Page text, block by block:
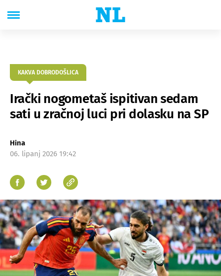
KAKVA DOBRODOŠLICA
Irački nogometaš ispitivan sedam
sati u zračnoj luci pri dolasku na SP
Hina
06. lipanj 2026 19:42